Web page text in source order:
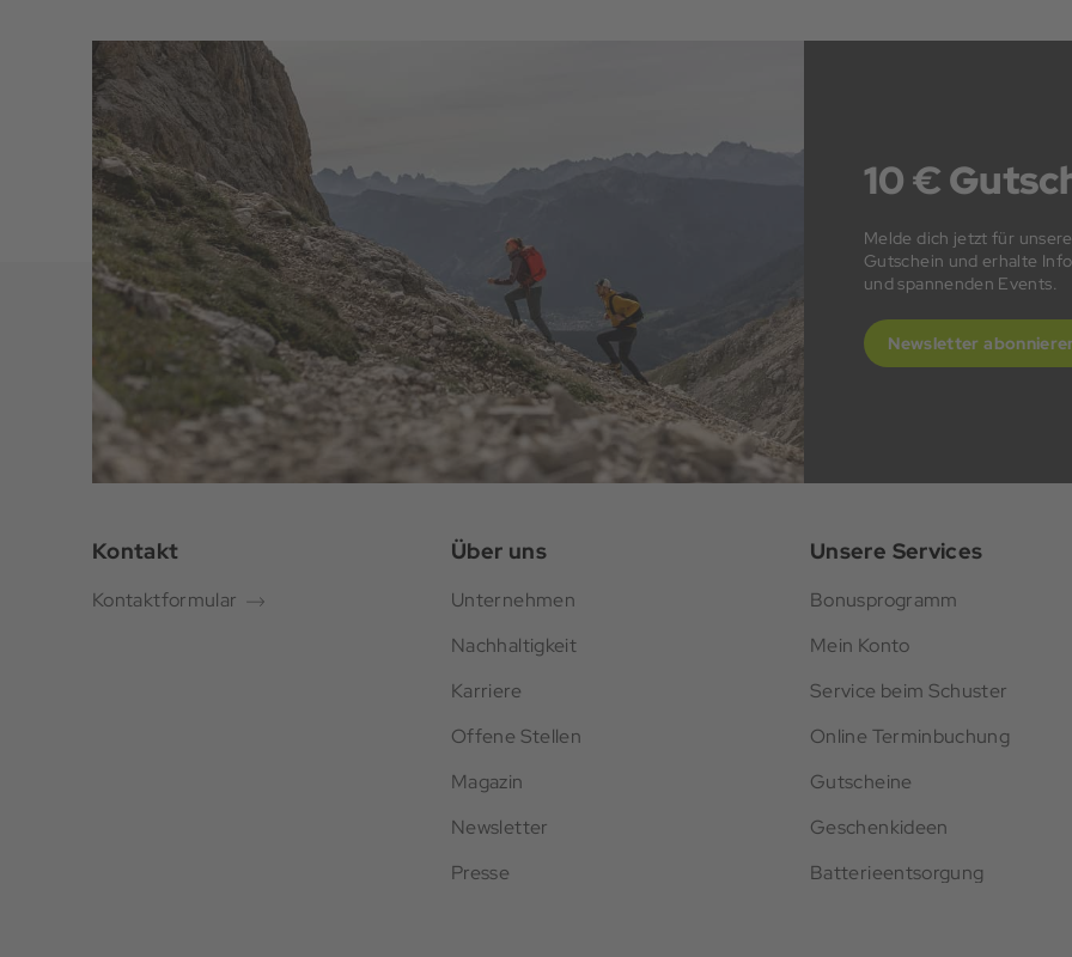
10 €
Melde dich jetzt für
Gutschein und erhalte
und spannenden Events.
Newsletter
Kontakt
Kontaktformular
Über uns
Unternehmen
Nachhaltigkeit
Karriere
Offene Stellen
Magazin
Newsletter
Presse
Unsere Services
Bonusprogramm
Mein Konto
Service beim Schuster
Online Terminbuchung
Gutscheine
Geschenkideen
Batterieentsorgung